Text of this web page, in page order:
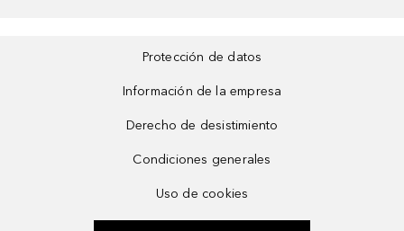
Protección de datos
Información de la empresa
Derecho de desistimiento
Condiciones generales
Uso de cookies